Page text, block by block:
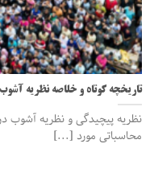
تاريخچه کوتاه و خلاصه نظریه
نظریه پیچیدگی و نظریه آشوب
محاسباتی مورد [...]